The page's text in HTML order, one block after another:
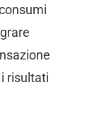
risultati